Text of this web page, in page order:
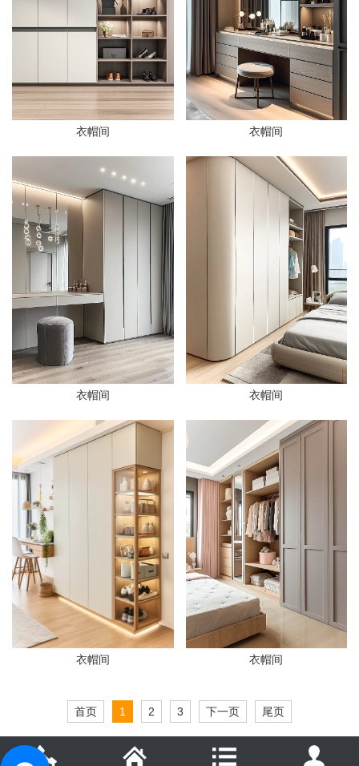
衣帽间 衣帽间
衣帽间 衣帽间
衣帽间 衣帽间
首页 1 2 3 下一页 尾页